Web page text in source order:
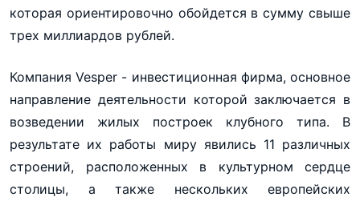
которая ориентировочно обойдется в сумму свыше
трех миллиардов рублей.
Компания Vesper - инвестиционная фирма, основное
направление деятельности которой заключается в
возведении жилых построек клубного типа. В
результате их работы миру явились 11 различных
строений, расположенных в культурном сердце
столицы, а также нескольких европейских